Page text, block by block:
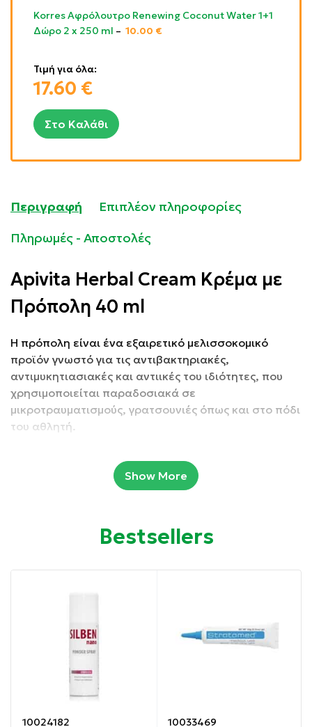
Τιμή για όλα:
17.60 €
Στο Καλάθι
Korres Αφρόλουτρο Renewing Coconut Water 1+1
Δώρο 2 x 250 ml – 10.00 €
Περιγραφή
Επιπλέον πληροφορίες
Πληρωμές - Αποστολές
Apivita Herbal Cream Κρέμα με
Πρόπολη 40 ml
Η πρόπολη είναι ένα εξαιρετικό μελισσοκομικό
προϊόν γνωστό για τις αντιβακτηριακές,
αντιμυκητιασιακές και αντιικές του ιδιότητες, που
χρησιμοποιείται παραδοσιακά σε
μικροτραυματισμούς, γρατσουνιές όπως και στο πόδι
του αθλητή.
Στην προστατευτική κρέμα με πρόπολη της APIVITA,
3 διαφορετικές μορφές πρόπολης, πατενταρισμένο
εκχύλισμα, βάμμα και αντιμικροβιακό εκχύλισμα
αποτελεσματικότητα.
Ιδιότητες:
Αποκαθιστά τη λειτουργία του δερματικού φραγμού
Μειώνει ατέλειες και σπυράκια
Προσφέρει ισχυρή αντιοξειδωτική δράση
Show More
Bestsellers
10024182 10033469